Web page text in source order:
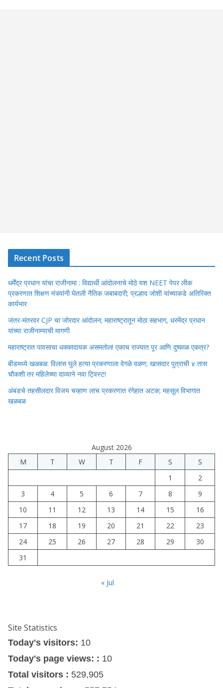
Recent Posts
धर्मेंद्र प्रधान यांचा राजीनामा : विद्यार्थी आंदोलनाचे मोठे यश NEET पेपर लीक
प्रकरणात शिक्षण मंत्र्यांनी घेतली नैतिक जबाबदारी; प्रल्हाद जोशी यांच्याकडे अतिरिक्त
कार्यभार
जंतर-मंतरवर CJP चा जोरदार आंदोलन; महाराष्ट्रातून मोठा सहभाग, धरमेंद्र प्रधान
यांच्या राजीनाम्याची मागणी
महाराष्ट्रात पावसाचा धक्कादायक असमतोल! एकाच राज्यात पूर आणि दुष्काळ एकत्र?
बीडमध्ये खळबळ: विलास घुले हत्या प्रकरणाला वेगळे वळण; खासदार पुत्राची ४ तास
चौकशी तर महिलेच्या दाव्याने नवा ट्विस्ट!
अंबडचे तहसीलदार विजय चव्हाण लाच प्रकरणात रंगेहात अटक; महसूल विभागात
खळबळ
August 2026
M
T W T F S
S
1
2
3
4 5 6 7 8
9
10
11 12 13 14 15
16
17
18 19 20 21 22
23
24
25 26 27 28 29
30
31
« Jul
Site Statistics
Today's visitors: 10
Today's page views: : 10
Total visitors : 529,905